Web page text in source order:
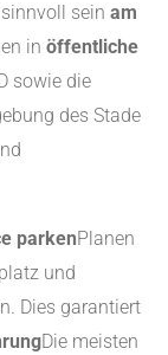
sein am
in öffentliche
sowie die
des Stade
parkenPlanen
und
Dies garantiert
Die meisten